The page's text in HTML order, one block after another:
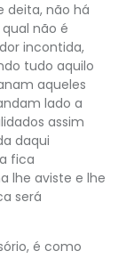
deita, não há
não é
incontida,
tudo aquilo
aqueles
lado a
assim
daqui
fica
lhe aviste e lhe
será
é como